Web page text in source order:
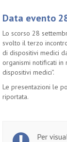
Data evento
Lo scorso 28
svolto il terzo
di dispositivi medici
organismi notificati in
dispositivi medici".
Le presentazioni le
riportata.
Per